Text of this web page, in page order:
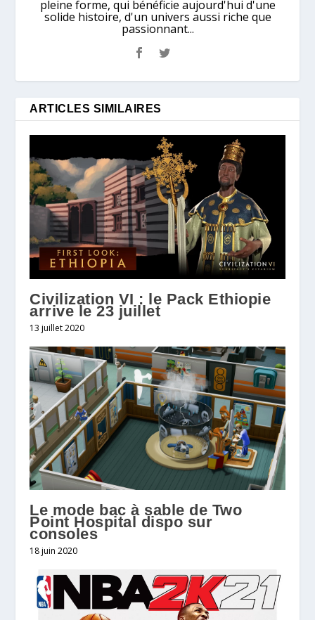
pleine forme, qui bénéficie aujourd'hui d'une
solide histoire, d'un univers aussi riche que
passionnant...
ARTICLES SIMILAIRES
Civilization VI : le Pack Ethiopie
arrive le 23 juillet
13 juillet 2020
Le mode bac à sable de Two
Point Hospital dispo sur
consoles
18 juin 2020